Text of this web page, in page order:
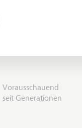
Vorausschauend
seit Generationen